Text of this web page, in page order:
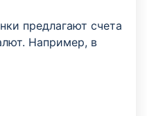
предлагают счета
Например, в